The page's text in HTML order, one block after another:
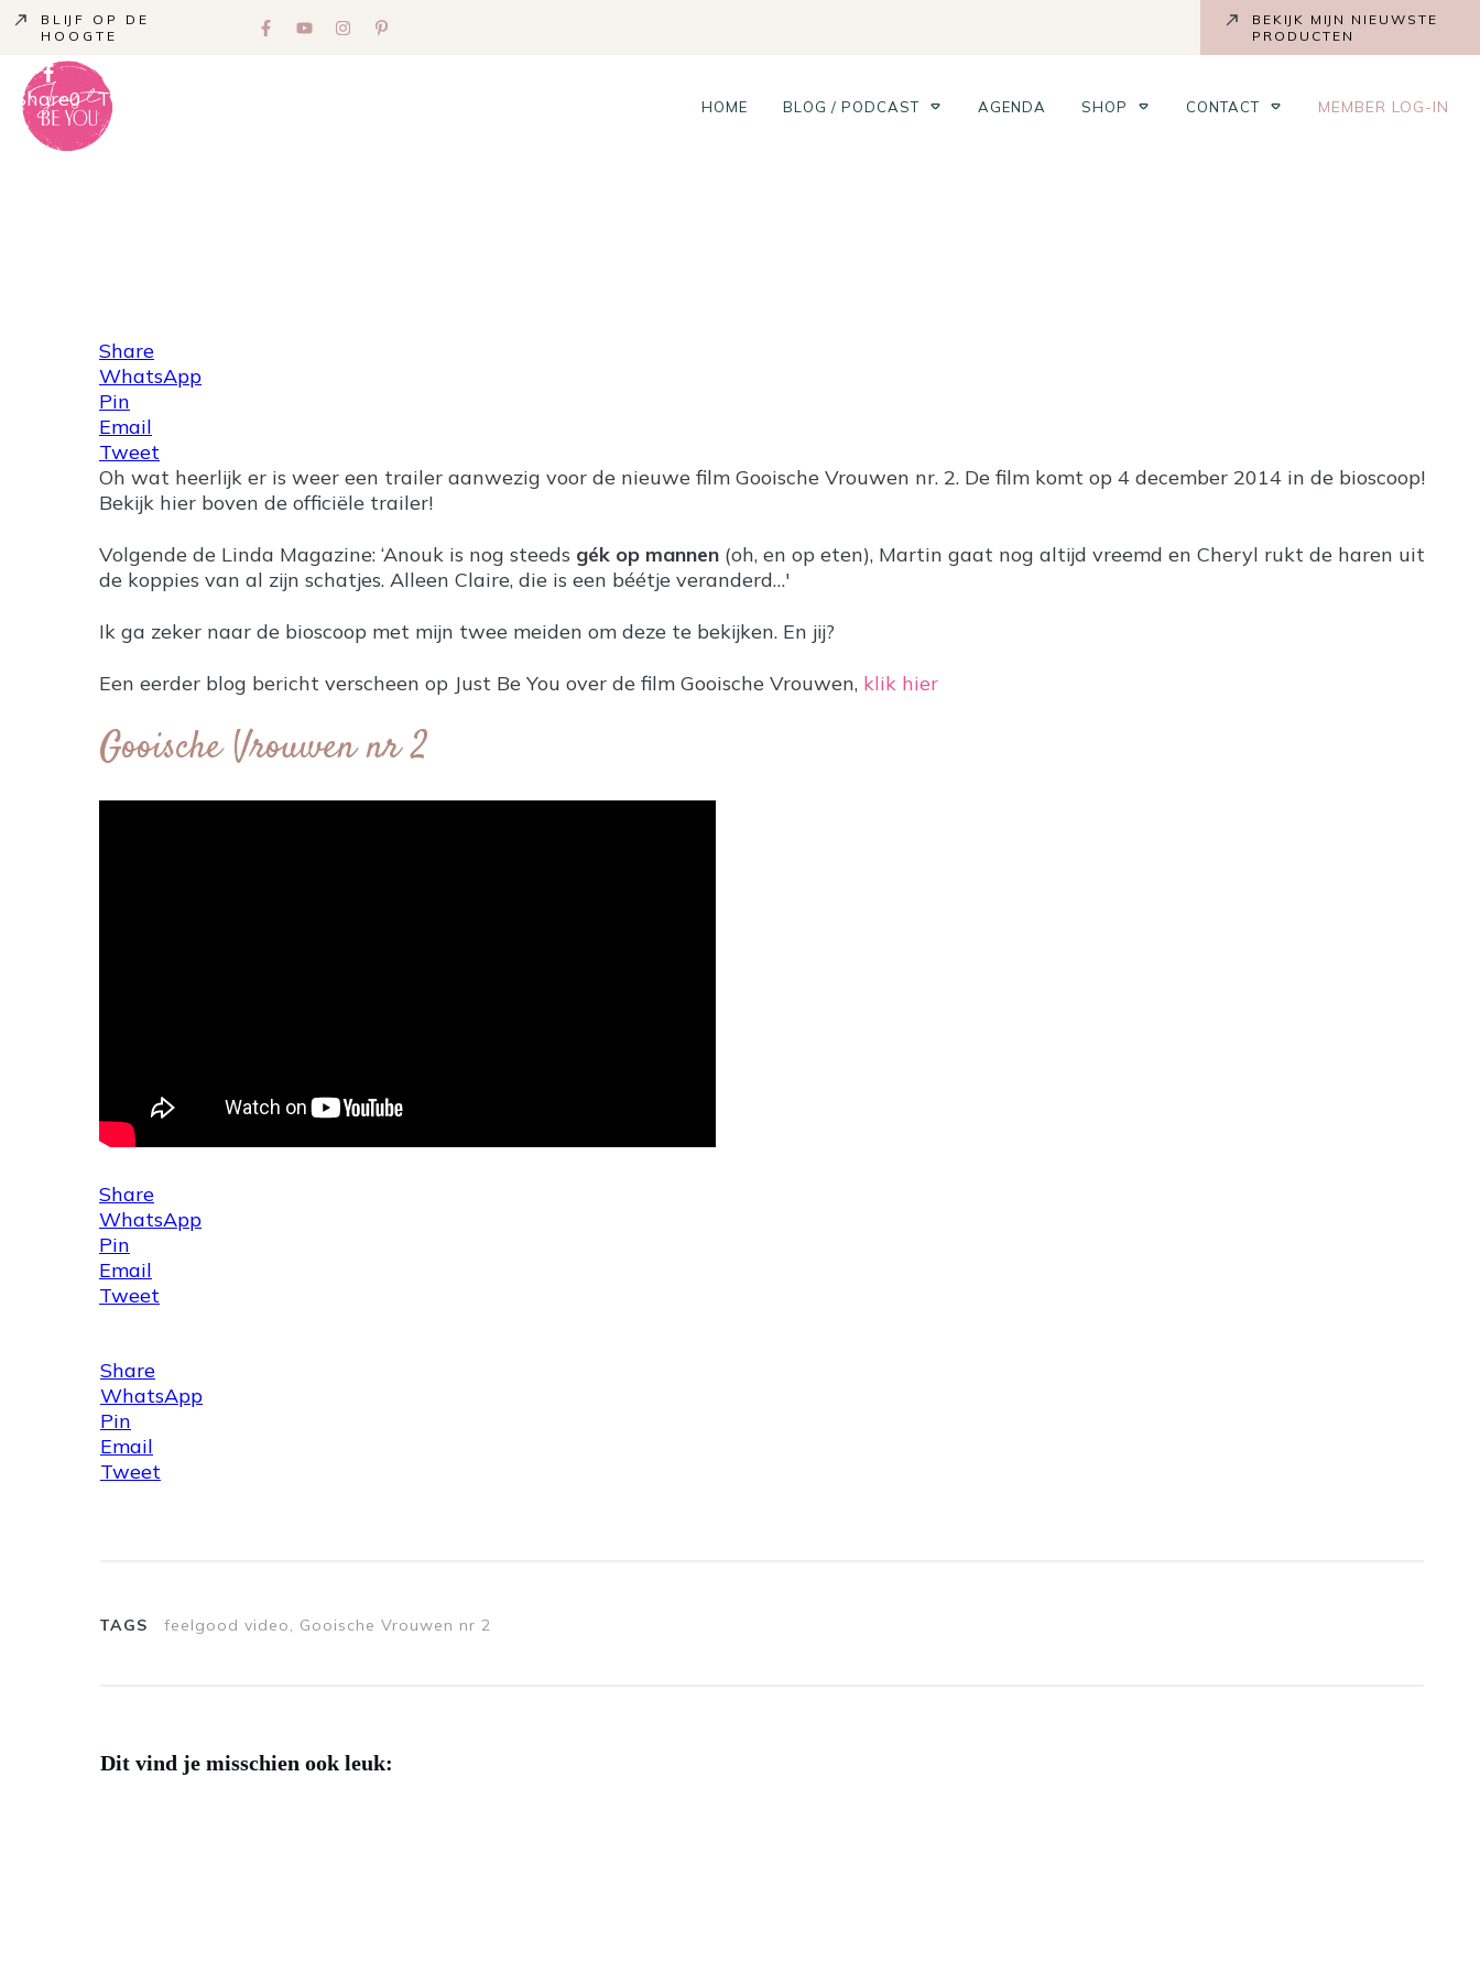
BLIJF OP DE
HOOGTE
BEKIJK MIJN NIEUWSTE
PRODUCTEN
HOME BLOG / PODCAST AGENDA SHOP CONTACT MEMBER LOG-IN
Share0 Tweet
Share
WhatsApp
Pin
Email
Tweet
Oh wat heerlijk er is weer een trailer aanwezig voor de nieuwe film Gooische Vrouwen nr. 2. De film komt op 4 december 2014 in de bioscoop!
Bekijk hier boven de officiële trailer!
Volgende de Linda Magazine: ‘Anouk is nog steeds gék op mannen (oh, en op eten), Martin gaat nog altijd vreemd en Cheryl rukt de haren uit
de koppies van al zijn schatjes. Alleen Claire, die is een béétje veranderd…'
Ik ga zeker naar de bioscoop met mijn twee meiden om deze te bekijken. En jij?
Een eerder blog bericht verscheen op Just Be You over de film Gooische Vrouwen, klik hier
Gooische Vrouwen nr 2
Share
WhatsApp
Pin
Email
Tweet
Share
WhatsApp
Pin
Email
Tweet
TAGS feelgood video, Gooische Vrouwen nr 2
Dit vind je misschien ook leuk: